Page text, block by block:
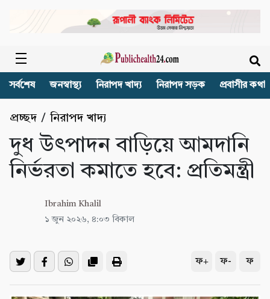
সর্বশেষ জনস্বাস্থ্য নিরাপদ খাদ্য নিরাপদ সড়ক প্রবাসীর কথা
প্রচ্ছদ /নিরাপদ খাদ্য
দুধ উৎপাদন বাড়িয়ে আমদানি
নির্ভরতা কমাতে হবে: প্রতিমন্ত্রী
Ibrahim Khalil
১ জুন ২০২৬, ৪:০৩ বিকাল
ফ+ ফ- ফ